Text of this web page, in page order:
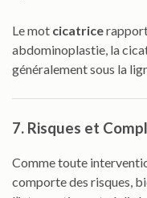
Le mot cicatrice
abdominoplastie, la
généralement sous la
7. Risques et
Comme toute
comporte des risques,